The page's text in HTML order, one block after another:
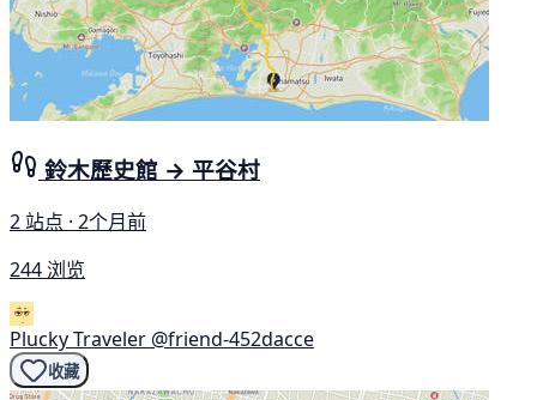
鈴木歷史館 → 平谷村
2 站点 · 2个月前
244 浏览
Plucky Traveler @friend-452dacce
收藏